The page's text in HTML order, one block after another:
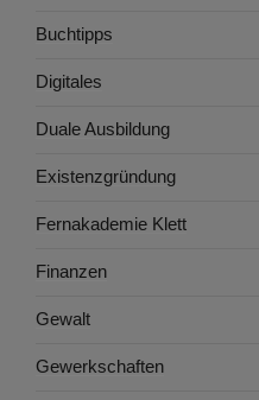
Buchtipps
Digitales
Duale Ausbildung
Existenzgründung
Fernakademie Klett
Finanzen
Gewalt
Gewerkschaften